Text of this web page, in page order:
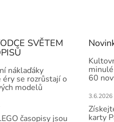
SVĚTEM
náklaďáky
éry se rozrůstají o
modelů
časopisy jsou
60
3.6.2026
karty